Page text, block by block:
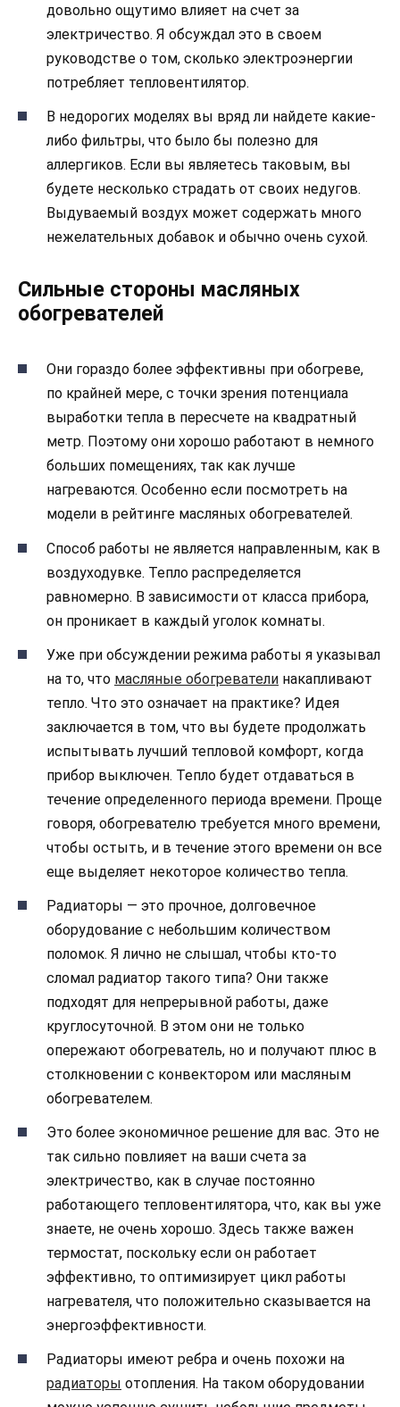
довольно ощутимо влияет на счет за
электричество. Я обсуждал это в своем
руководстве о том, сколько электроэнергии
потребляет тепловентилятор.
В недорогих моделях вы вряд ли найдете какие-
либо фильтры, что было бы полезно для
аллергиков. Если вы являетесь таковым, вы
будете несколько страдать от своих недугов.
Выдуваемый воздух может содержать много
нежелательных добавок и обычно очень сухой.
Сильные стороны масляных
обогревателей
Они гораздо более эффективны при обогреве,
по крайней мере, с точки зрения потенциала
выработки тепла в пересчете на квадратный
метр. Поэтому они хорошо работают в немного
больших помещениях, так как лучше
нагреваются. Особенно если посмотреть на
модели в рейтинге масляных обогревателей.
Способ работы не является направленным, как в
воздуходувке. Тепло распределяется
равномерно. В зависимости от класса прибора,
он проникает в каждый уголок комнаты.
Уже при обсуждении режима работы я указывал
на то, что масляные обогреватели накапливают
тепло. Что это означает на практике? Идея
заключается в том, что вы будете продолжать
испытывать лучший тепловой комфорт, когда
прибор выключен. Тепло будет отдаваться в
течение определенного периода времени. Проще
говоря, обогревателю требуется много времени,
чтобы остыть, и в течение этого времени он все
еще выделяет некоторое количество тепла.
Радиаторы — это прочное, долговечное
оборудование с небольшим количеством
поломок. Я лично не слышал, чтобы кто-то
сломал радиатор такого типа? Они также
подходят для непрерывной работы, даже
круглосуточной. В этом они не только
опережают обогреватель, но и получают плюс в
столкновении с конвектором или масляным
обогревателем.
Это более экономичное решение для вас. Это не
так сильно повлияет на ваши счета за
электричество, как в случае постоянно
работающего тепловентилятора, что, как вы уже
знаете, не очень хорошо. Здесь также важен
термостат, поскольку если он работает
эффективно, то оптимизирует цикл работы
нагревателя, что положительно сказывается на
энергоэффективности.
Радиаторы имеют ребра и очень похожи на
радиаторы отопления. На таком оборудовании